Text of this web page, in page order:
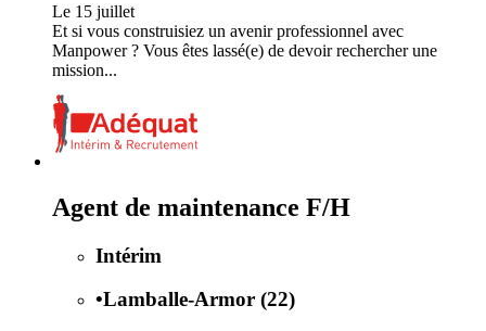
Le 15 juillet
Et si vous construisiez un avenir professionnel avec
Manpower ? Vous êtes lassé(e) de devoir rechercher une
mission...
Agent de maintenance F/H
Intérim
•Lamballe-Armor (22)